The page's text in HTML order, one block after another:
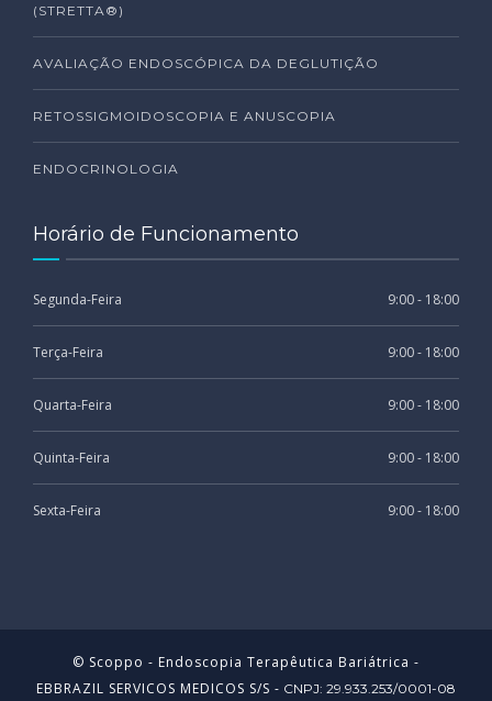
(STRETTA®)
AVALIAÇÃO ENDOSCÓPICA DA DEGLUTIÇÃO
RETOSSIGMOIDOSCOPIA E ANUSCOPIA
ENDOCRINOLOGIA
Horário de Funcionamento
Segunda-Feira 9:00 - 18:00
Terça-Feira 9:00 - 18:00
Quarta-Feira 9:00 - 18:00
Quinta-Feira 9:00 - 18:00
Sexta-Feira 9:00 - 18:00
© Scoppo - Endoscopia Terapêutica Bariátrica -
EBBRAZIL SERVICOS MEDICOS S/S - CNPJ: 29.933.253/0001-08